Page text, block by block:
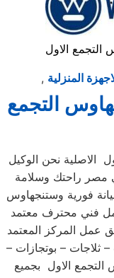
التجمع الاول
, المنزلية
التجمع
الاصلية نحن الوكيل
مصر راحتك وسلامة
فورية وستنجهاوس
عمل فني محترف معتمد
عمل المركز المعتمد
ثلاجات – بوتجازات –
الاول بجميع